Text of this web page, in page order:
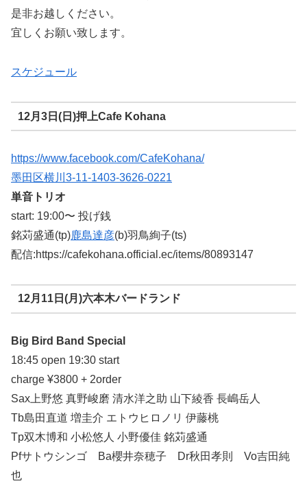
是非お越しください。
宜しくお願い致します。
スケジュール
12月3日(日)押上Cafe Kohana
https://www.facebook.com/CafeKohana/
墨田区横川3-11-1403-3626-0221
単音トリオ
start: 19:00〜 投げ銭
銘苅盛通(tp)鹿島達彦(b)羽鳥絢子(ts)
配信:https://cafekohana.official.ec/items/80893147
12月11日(月)六本木バードランド
Big Bird Band Special
18:45 open 19:30 start
charge ¥3800 + 2order
Sax上野悠 真野峻磨 清水洋之助 山下綾香 長嶋岳人
Tb島田直道 増圭介 エトウヒロノリ 伊藤桃
Tp双木博和 小松悠人 小野優佳 銘苅盛通
Pfサトウシンゴ Ba櫻井奈穂子 Dr秋田孝則 Vo吉田純
也